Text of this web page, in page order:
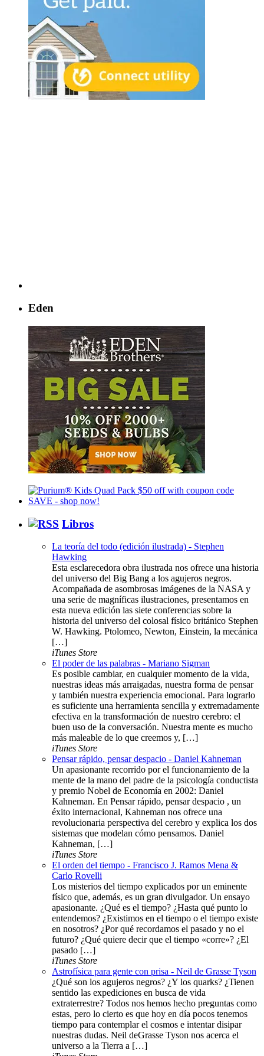
Eden
Libros
La teoría del todo (edición ilustrada) - Stephen
Hawking
Esta esclarecedora obra ilustrada nos ofrece una historia
del universo del Big Bang a los agujeros negros.
Acompañada de asombrosas imágenes de la NASA y
una serie de magníficas ilustraciones, presentamos en
esta nueva edición las siete conferencias sobre la
historia del universo del colosal físico británico Stephen
W. Hawking. Ptolomeo, Newton, Einstein, la mecánica
[…]
iTunes Store
El poder de las palabras - Mariano Sigman
Es posible cambiar, en cualquier momento de la vida,
nuestras ideas más arraigadas, nuestra forma de pensar
y también nuestra experiencia emocional. Para lograrlo
es suficiente una herramienta sencilla y extremadamente
efectiva en la transformación de nuestro cerebro: el
buen uso de la conversación. Nuestra mente es mucho
más maleable de lo que creemos y, […]
iTunes Store
Pensar rápido, pensar despacio - Daniel Kahneman
Un apasionante recorrido por el funcionamiento de la
mente de la mano del padre de la psicología conductista
y premio Nobel de Economía en 2002: Daniel
Kahneman. En Pensar rápido, pensar despacio , un
éxito internacional, Kahneman nos ofrece una
revolucionaria perspectiva del cerebro y explica los dos
sistemas que modelan cómo pensamos. Daniel
Kahneman, […]
iTunes Store
El orden del tiempo - Francisco J. Ramos Mena &
Carlo Rovelli
Los misterios del tiempo explicados por un eminente
físico que, además, es un gran divulgador. Un ensayo
apasionante. ¿Qué es el tiempo? ¿Hasta qué punto lo
entendemos? ¿Existimos en el tiempo o el tiempo existe
en nosotros? ¿Por qué recordamos el pasado y no el
futuro? ¿Qué quiere decir que el tiempo «corre»? ¿El
pasado […]
iTunes Store
Astrofísica para gente con prisa - Neil de Grasse Tyson
¿Qué son los agujeros negros? ¿Y los quarks? ¿Tienen
sentido las expediciones en busca de vida
extraterrestre? Todos nos hemos hecho preguntas como
estas, pero lo cierto es que hoy en día pocos tenemos
tiempo para contemplar el cosmos e intentar disipar
nuestras dudas. Neil deGrasse Tyson nos acerca el
universo a la Tierra a […]